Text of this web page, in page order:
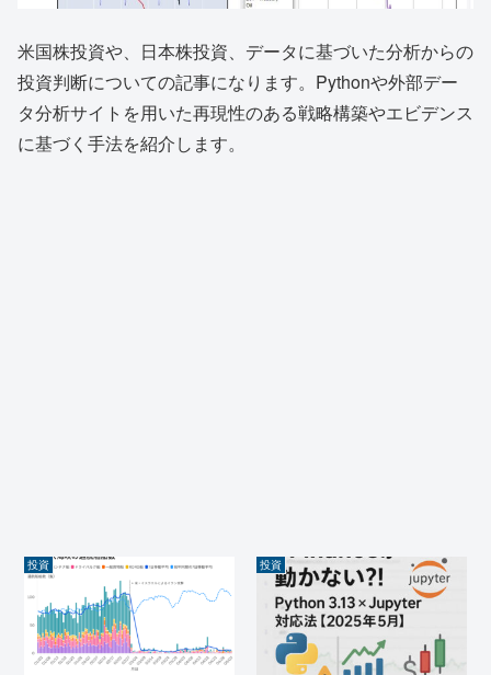
米国株投資や、日本株投資、データに基づいた分析からの
投資判断についての記事になります。Pythonや外部デー
タ分析サイトを用いた再現性のある戦略構築やエビデンス
に基づく手法を紹介します。
投資 投資